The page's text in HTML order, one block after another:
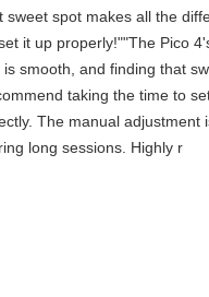
spot makes all the
it up properly!""The Pico
smooth, and finding that
taking the time to
The manual
long sessions. Highly r